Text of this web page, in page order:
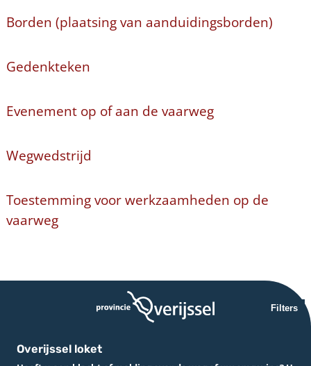
Borden (plaatsing van aanduidingsborden)
Gedenkteken
Evenement op of aan de vaarweg
Wegwedstrijd
Toestemming voor werkzaamheden op de
vaarweg
Filters
Overijssel loket